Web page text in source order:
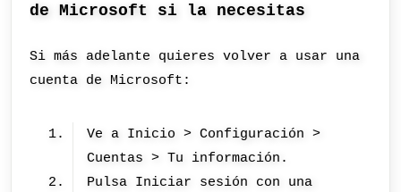
de Microsoft si la necesitas
Si más adelante quieres volver a usar una
cuenta de Microsoft:
Ve a Inicio > Configuración >
Cuentas > Tu información.
Pulsa Iniciar sesión con una